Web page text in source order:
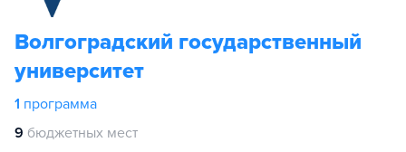
Волгоградский государственный
университет
1 программа
9 бюджетных мест